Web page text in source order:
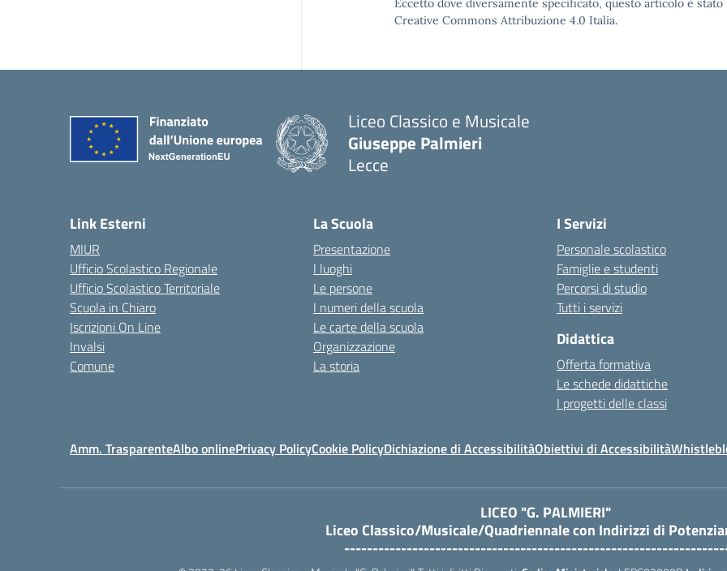
Eccetto dove diversamente specificato, questo articolo è
Creative Commons Attribuzione 4.0 Italia.
Liceo Classico e Musicale
Giuseppe Palmieri
Lecce
Link Esterni
MIUR
Ufficio Scolastico Regionale
Ufficio Scolastico Territoriale
Scuola in Chiaro
Iscrizioni On Line
Invalsi
Comune
La Scuola
Presentazione
I luoghi
Le persone
I numeri della scuola
Le carte della scuola
Organizzazione
La storia
I Servizi
Personale scolastico
Famiglie e studenti
Percorsi di studio
Tutti i servizi
Didattica
Offerta formativa
Le schede didattiche
I progetti delle classi
Amm. TrasparenteAlbo onlinePrivacy PolicyCookie PolicyDichiazione di AccessibilitàObiettivi di Accessibilità
LICEO "G. PALMIERI"
Liceo Classico/Musicale/Quadriennale con Indirizzi di